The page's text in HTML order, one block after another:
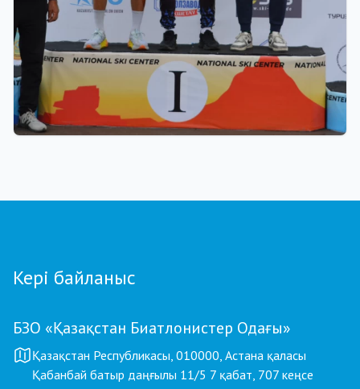
Кері байланыс
БЗО «Қазақстан Биатлонистер Одағы»
Қазақстан Республикасы, 010000, Астана қаласы
Қабанбай батыр даңғылы 11/5 7 қабат, 707 кеңсе